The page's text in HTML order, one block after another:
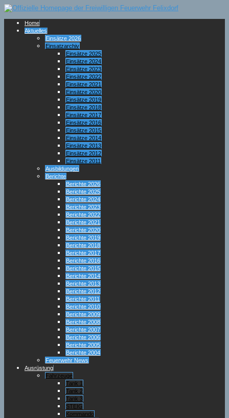
Home
Aktuelles
Einsätze 2026
Einsatzarchiv
Einsätze 2025
Einsätze 2024
Einsätze 2023
Einsätze 2022
Einsätze 2021
Einsätze 2020
Einsätze 2019
Einsätze 2018
Einsätze 2017
Einsätze 2016
Einsätze 2015
Einsätze 2014
Einsätze 2013
Einsätze 2012
Einsätze 2011
Ausbildungen
Berichte
Berichte 2026
Berichte 2025
Berichte 2024
Berichte 2023
Berichte 2022
Berichte 2021
Berichte 2020
Berichte 2019
Berichte 2018
Berichte 2017
Berichte 2016
Berichte 2015
Berichte 2014
Berichte 2013
Berichte 2012
Berichte 2011
Berichte 2010
Berichte 2009
Berichte 2008
Berichte 2007
Berichte 2006
Berichte 2005
Berichte 2004
Feuerwehr News
Ausrüstung
Fahrzeuge
Tank 1
Tank 2
Tank 3
STEIG
Kommando